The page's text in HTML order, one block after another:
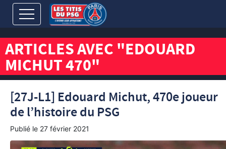
ARTICLES AVEC "EDOUARD
MICHUT 470"
[27J-L1] Edouard Michut, 470e joueur
de l’histoire du PSG
Publié le 27 février 2021